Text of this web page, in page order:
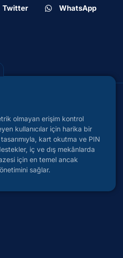
Twitter WhatsApp
olmayan erişim kontrol
kullanıcılar için harika bir
kart okutma ve PIN
iç ve dış mekânlarda
için en temel ancak
sağlar.